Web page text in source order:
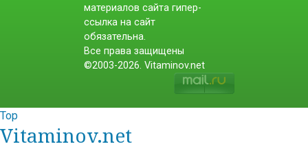
материалов сайта гипер-
ссылка на сайт
обязательна.
Все права защищены
©2003-2026. Vitaminov.net
Top
Vitaminov.net